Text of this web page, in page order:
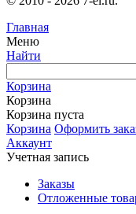
Главная
Меню
Найти
Корзина
Корзина
Корзина пуста
Корзина Оформить
Аккаунт
Учетная запись
Заказы
Отложенные